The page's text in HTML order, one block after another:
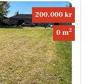
200.000 kr
0 m2